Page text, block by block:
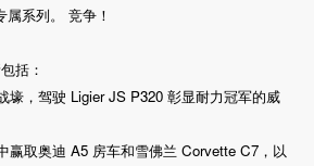
系列。 竞争！
括：
壕，驾驶 Ligier JS P320 彰显耐力冠军的威
赢取奥迪 A5 房车和雪佛兰 Corvette C7，以